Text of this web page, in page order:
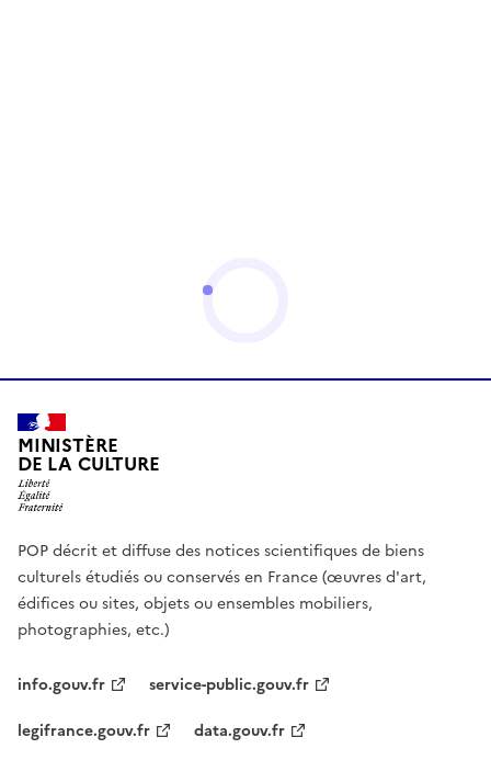
MINISTÈRE
DE LA CULTURE
POP décrit et diffuse des notices scientifiques de biens
culturels étudiés ou conservés en France (œuvres d'art,
édifices ou sites, objets ou ensembles mobiliers,
photographies, etc.)
info.gouv.fr
service-public.gouv.fr
legifrance.gouv.fr
data.gouv.fr